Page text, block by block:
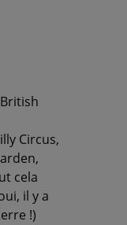
Circus,
cela
il y a
!)